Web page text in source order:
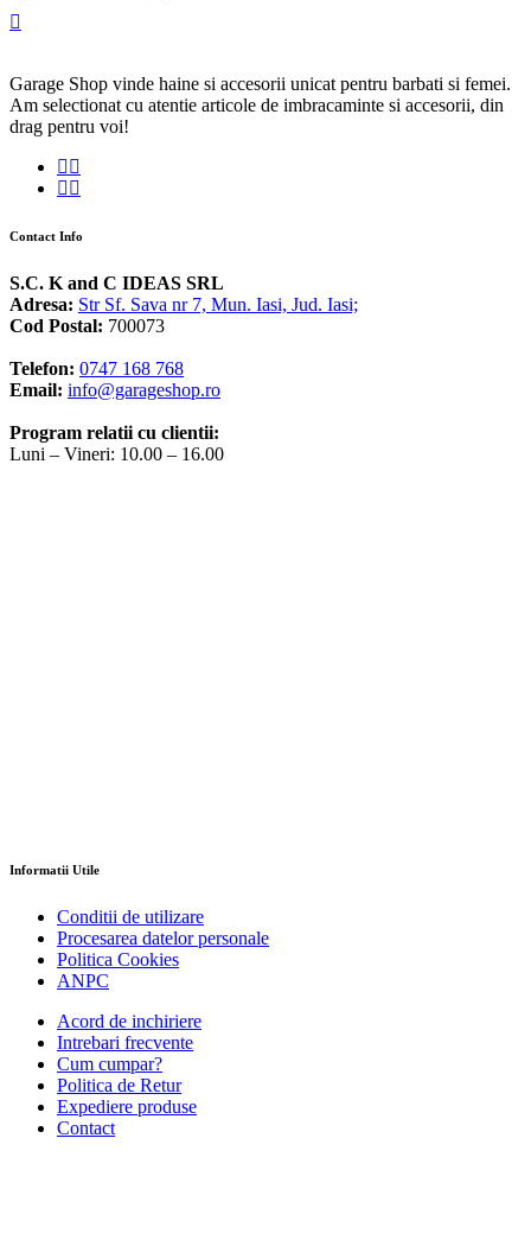
Garage Shop vinde haine si accesorii unicat pentru barbati si femei.
Am selectionat cu atentie articole de imbracaminte si accesorii, din
drag pentru voi!
Contact Info
S.C. K and C IDEAS SRL
Adresa: Str Sf. Sava nr 7, Mun. Iasi, Jud. Iasi;
Cod Postal: 700073
Telefon: 0747 168 768
Email: info@garageshop.ro
Program relatii cu clientii:
Luni – Vineri: 10.00 – 16.00
Informatii Utile
Conditii de utilizare
Procesarea datelor personale
Politica Cookies
ANPC
Acord de inchiriere
Intrebari frecvente
Cum cumpar?
Politica de Retur
Expediere produse
Contact